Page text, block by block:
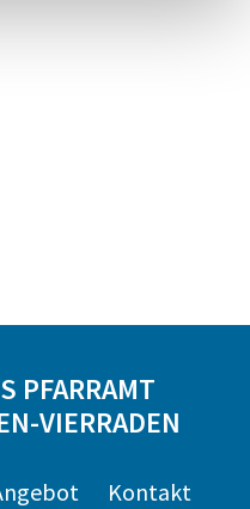
PFARRAMT
VIERRADEN
Kontakt